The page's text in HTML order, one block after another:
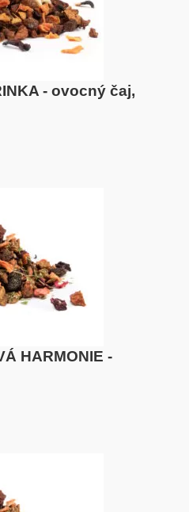
- ovocný čaj,
HARMONIE -